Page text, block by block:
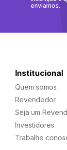
enviamos.
Institucional
Quem somos
Revendedor
Seja um
Investidores
Trabalhe